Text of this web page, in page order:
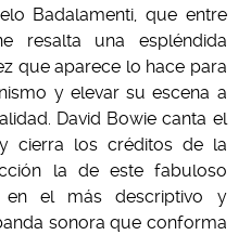
Badalamenti , que entre
resalta una espléndida
que aparece lo hace para
y elevar su escena a
David Bowie canta el
cierra los créditos de la
la de este fabuloso
el más descriptivo y
sonora que conforma